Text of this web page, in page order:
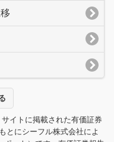
イトに掲載された有価証券
とにシーフル株式会社によ